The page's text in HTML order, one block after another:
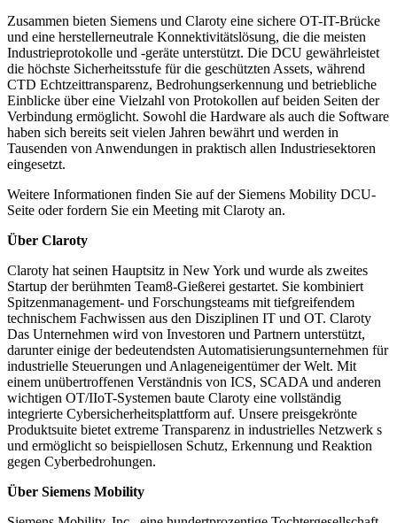
Zusammen bieten Siemens und Claroty eine sichere OT-IT-Brücke
und eine herstellerneutrale Konnektivitätslösung, die die meisten
Industrieprotokolle und -geräte unterstützt. Die DCU gewährleistet
die höchste Sicherheitsstufe für die geschützten Assets, während
CTD Echtzeittransparenz, Bedrohungserkennung und betriebliche
Einblicke über eine Vielzahl von Protokollen auf beiden Seiten der
Verbindung ermöglicht. Sowohl die Hardware als auch die Software
haben sich bereits seit vielen Jahren bewährt und werden in
Tausenden von Anwendungen in praktisch allen Industriesektoren
eingesetzt.
Weitere Informationen finden Sie auf der Siemens Mobility DCU-
Seite oder fordern Sie ein Meeting mit Claroty an.
Über Claroty
Claroty hat seinen Hauptsitz in New York und wurde als zweites
Startup der berühmten Team8-Gießerei gestartet. Sie kombiniert
Spitzenmanagement- und Forschungsteams mit tiefgreifendem
technischem Fachwissen aus den Disziplinen IT und OT. Claroty
Das Unternehmen wird von Investoren und Partnern unterstützt,
darunter einige der bedeutendsten Automatisierungsunternehmen für
industrielle Steuerungen und Anlageneigentümer der Welt. Mit
einem unübertroffenen Verständnis von ICS, SCADA und anderen
wichtigen OT/IIoT-Systemen baute Claroty eine vollständig
integrierte Cybersicherheitsplattform auf. Unsere preisgekrönte
Produktsuite bietet extreme Transparenz in industrielles Netzwerk s
und ermöglicht so beispiellosen Schutz, Erkennung und Reaktion
gegen Cyberbedrohungen.
Über Siemens Mobility